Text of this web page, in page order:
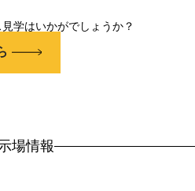
学はいかがでしょうか？
場情報